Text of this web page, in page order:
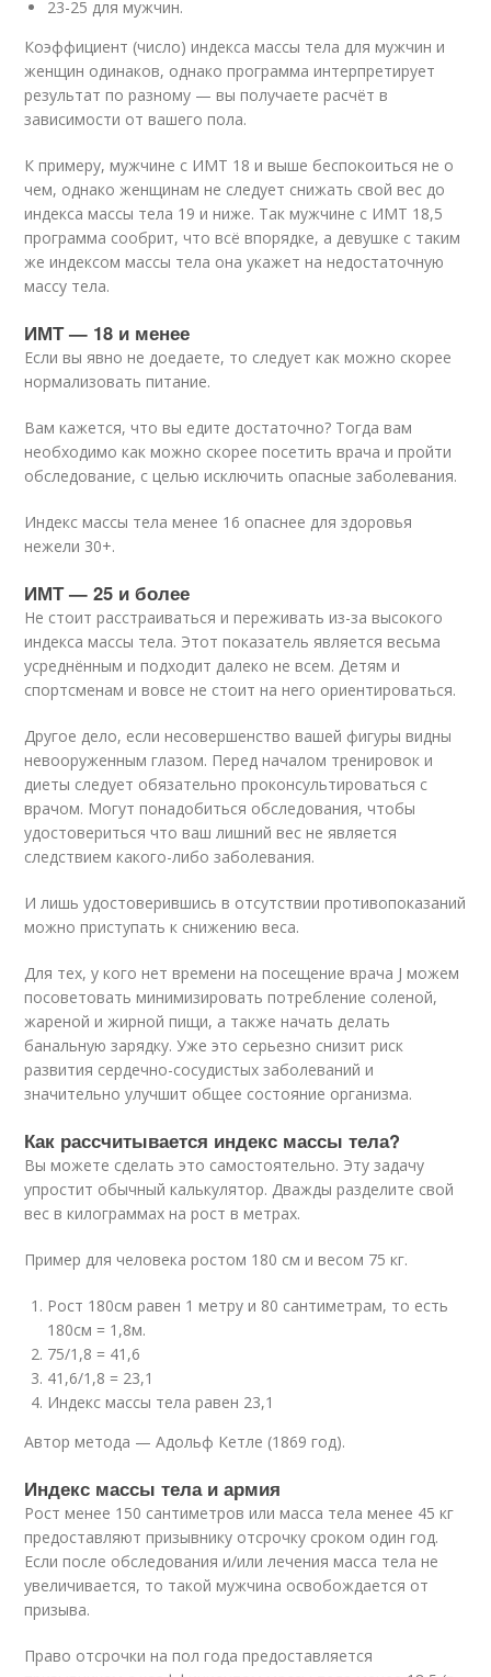
23-25 для мужчин.
Коэффициент (число) индекса массы тела для мужчин и
женщин одинаков, однако программа интерпретирует
результат по разному — вы получаете расчёт в
зависимости от вашего пола.
К примеру, мужчине с ИМТ 18 и выше беспокоиться не о
чем, однако женщинам не следует снижать свой вес до
индекса массы тела 19 и ниже. Так мужчине с ИМТ 18,5
программа сообрит, что всё впорядке, а девушке с таким
же индексом массы тела она укажет на недостаточную
массу тела.
ИМТ — 18 и менее
Если вы явно не доедаете, то следует как можно скорее
нормализовать питание.
Вам кажется, что вы едите достаточно? Тогда вам
необходимо как можно скорее посетить врача и пройти
обследование, с целью исключить опасные заболевания.
Индекс массы тела менее 16 опаснее для здоровья
нежели 30+.
ИМТ — 25 и более
Не стоит расстраиваться и переживать из-за высокого
индекса массы тела. Этот показатель является весьма
усреднённым и подходит далеко не всем. Детям и
спортсменам и вовсе не стоит на него ориентироваться.
Другое дело, если несовершенство вашей фигуры видны
невооруженным глазом. Перед началом тренировок и
диеты следует обязательно проконсультироваться с
врачом. Могут понадобиться обследования, чтобы
удостовериться что ваш лишний вес не является
следствием какого-либо заболевания.
И лишь удостоверившись в отсутствии противопоказаний
можно приступать к снижению веса.
Для тех, у кого нет времени на посещение врача J можем
посоветовать минимизировать потребление соленой,
жареной и жирной пищи, а также начать делать
банальную зарядку. Уже это серьезно снизит риск
развития сердечно-сосудистых заболеваний и
значительно улучшит общее состояние организма.
Как рассчитывается индекс массы тела?
Вы можете сделать это самостоятельно. Эту задачу
упростит обычный калькулятор. Дважды разделите свой
вес в килограммах на рост в метрах.
Пример для человека ростом 180 см и весом 75 кг.
Рост 180см равен 1 метру и 80 сантиметрам, то есть
180см = 1,8м.
75/1,8 = 41,6
41,6/1,8 = 23,1
Индекс массы тела равен 23,1
Автор метода — Адольф Кетле (1869 год).
Индекс массы тела и армия
Рост менее 150 сантиметров или масса тела менее 45 кг
предоставляют призывнику отсрочку сроком один год.
Если после обследования и/или лечения масса тела не
увеличивается, то такой мужчина освобождается от
призыва.
Право отсрочки на пол года предоставляется